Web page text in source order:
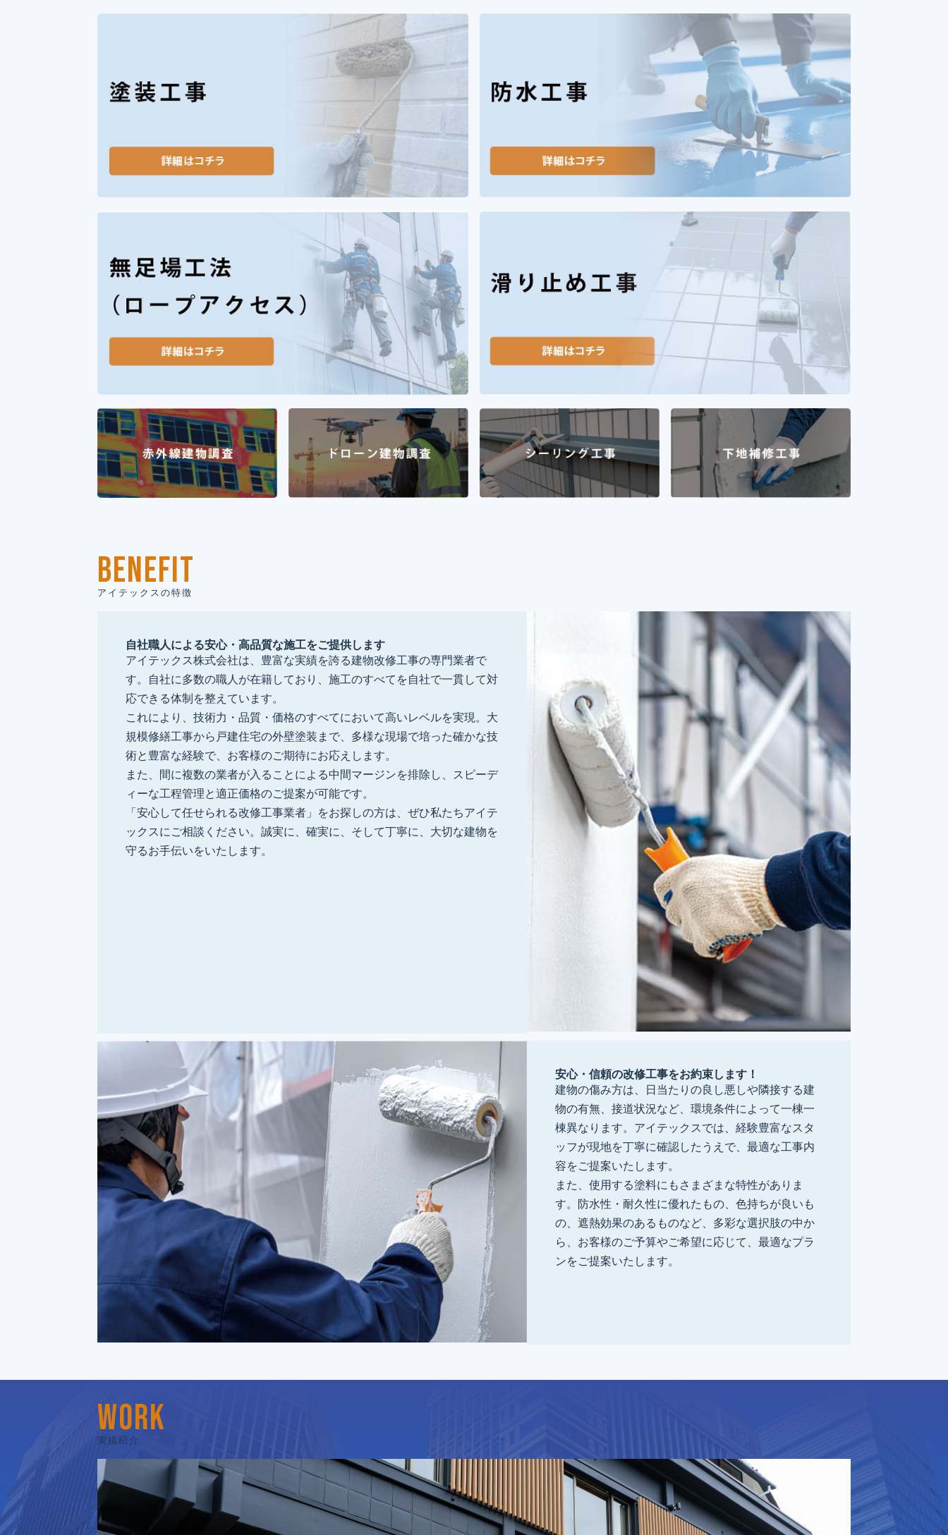
BENEFIT
アイテックスの特徴
自社職人による安心・高品質な施工をご提供します
アイテックス株式会社は、豊富な実績を誇る建物改修工事の専門業者で
す。自社に多数の職人が在籍しており、施工のすべてを自社で一貫して対
応できる体制を整えています。
これにより、技術力・品質・価格のすべてにおいて高いレベルを実現。大
規模修繕工事から戸建住宅の外壁塗装まで、多様な現場で培った確かな技
術と豊富な経験で、お客様のご期待にお応えします。
また、間に複数の業者が入ることによる中間マージンを排除し、スピーデ
ィーな工程管理と適正価格のご提案が可能です。
「安心して任せられる改修工事業者」をお探しの方は、ぜひ私たちアイテ
ックスにご相談ください。誠実に、確実に、そして丁寧に、大切な建物を
守るお手伝いをいたします。
安心・信頼の改修工事をお約束します！
建物の傷み方は、日当たりの良し悪しや隣接する建
物の有無、接道状況など、環境条件によって一棟一
棟異なります。アイテックスでは、経験豊富なスタ
ッフが現地を丁寧に確認したうえで、最適な工事内
容をご提案いたします。
また、使用する塗料にもさまざまな特性がありま
す。防水性・耐久性に優れたもの、色持ちが良いも
の、遮熱効果のあるものなど、多彩な選択肢の中か
ら、お客様のご予算やご希望に応じて、最適なプラ
ンをご提案いたします。
WORK
実績紹介